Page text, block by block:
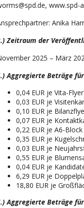
, www.spd-
Anika
Zeitraum der
2025 – März
Aggregierte Beträge
0,04 EUR je Vita-Flyer
0,03 EUR je
0,10 EUR je
0,07 EUR je
0,22 EUR je A6-Block
0,35 EUR je
0,03 EUR je
0,55 EUR je
0,04 EUR je
6,29 EUR je
18,80 EUR je
Aggregierte Beträge